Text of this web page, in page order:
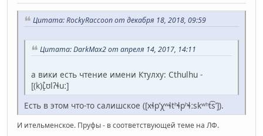
Цитата: RockyRaccoon от декабря 18, 2018, 09:59
Цитата: DarkMax2 от апреля 14, 2017, 14:11
а вики есть чтение имени Ктулху: Cthulhu -
[(k)ʟ̝̊ʊlʔɬuː]
Есть в этом что-то салишское ([xɬpʼχʷɬtʰɬpʰɬːskʷʰt͡sʼ]).
И ительменское. Пруфы - в соответствующей теме на ЛФ.